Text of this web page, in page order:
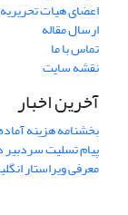
اعضای هیات تحریریه
ارسال مقاله
تماس با ما
نقشه سایت
آخرین اخبار
بخشنامه هزینه آماده
پیام تسلیت
معرفی ویراستار